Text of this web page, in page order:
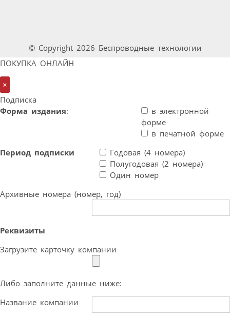
© Copyright 2026 Беспроводные технологии
ПОКУПКА ОНЛАЙН
×
Подписка
Форма издания:
в электронной
форме
в печатной форме
Период подписки
Годовая (4 номера)
Полугодовая (2 номера)
Один номер
Архивные номера (номер, год)
Реквизиты
Загрузите карточку компании
Либо заполните данные ниже:
Название компании